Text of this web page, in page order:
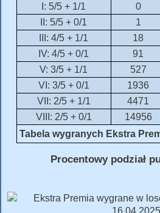
I: 5/5 + 1/1 0
II: 5/5 + 0/1
1
III: 4/5 + 1/1
18
IV: 4/5 + 0/1
91
V: 3/5 + 1/1
527
VI: 3/5 + 0/1
1936
VII: 2/5 + 1/1
4471
VIII: 2/5 + 0/1
14956
Tabela wygranych Ekstra
Procentowy podział